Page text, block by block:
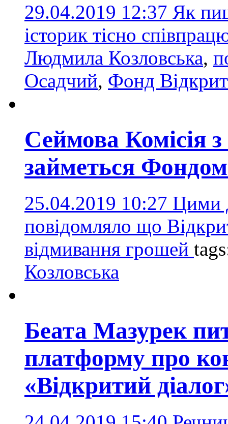
29.04.2019 12:37 Як
історик тісно
Людмила Козловська,
Осадчий, Фонд
Сеймова Комісія
займеться
25.04.2019 10:27 Цими
повідомляло що
відмивання грошей
Козловська
Беата Мазурек
платформу про
«Відкритий